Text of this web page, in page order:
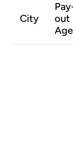
City
out